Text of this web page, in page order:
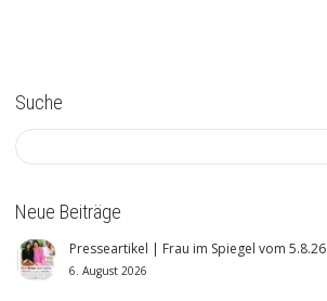
Suche
Neue Beiträge
Presseartikel | Frau im Spiegel vom 5.8.26
6. August 2026